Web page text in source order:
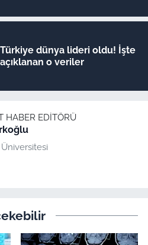
Türkiye dünya lideri oldu! İşte
açıklanan o veriler
HABER EDITÖRÜ